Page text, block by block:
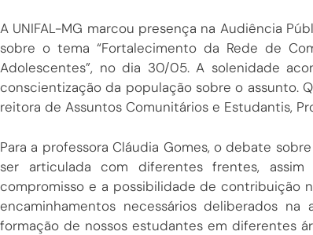
A UNIFAL-MG marcou presença na Audiência
sobre o tema “Fortalecimento da Rede de
Adolescentes”, no dia 30/05. A solenidade
conscientização da população sobre o assunto.
reitora de Assuntos Comunitários e Estudantis,
Para a professora Cláudia Gomes, o debate
ser articulada com diferentes frentes,
compromisso e a possibilidade de contribuição
encaminhamentos necessários deliberados
formação de nossos estudantes em diferentes